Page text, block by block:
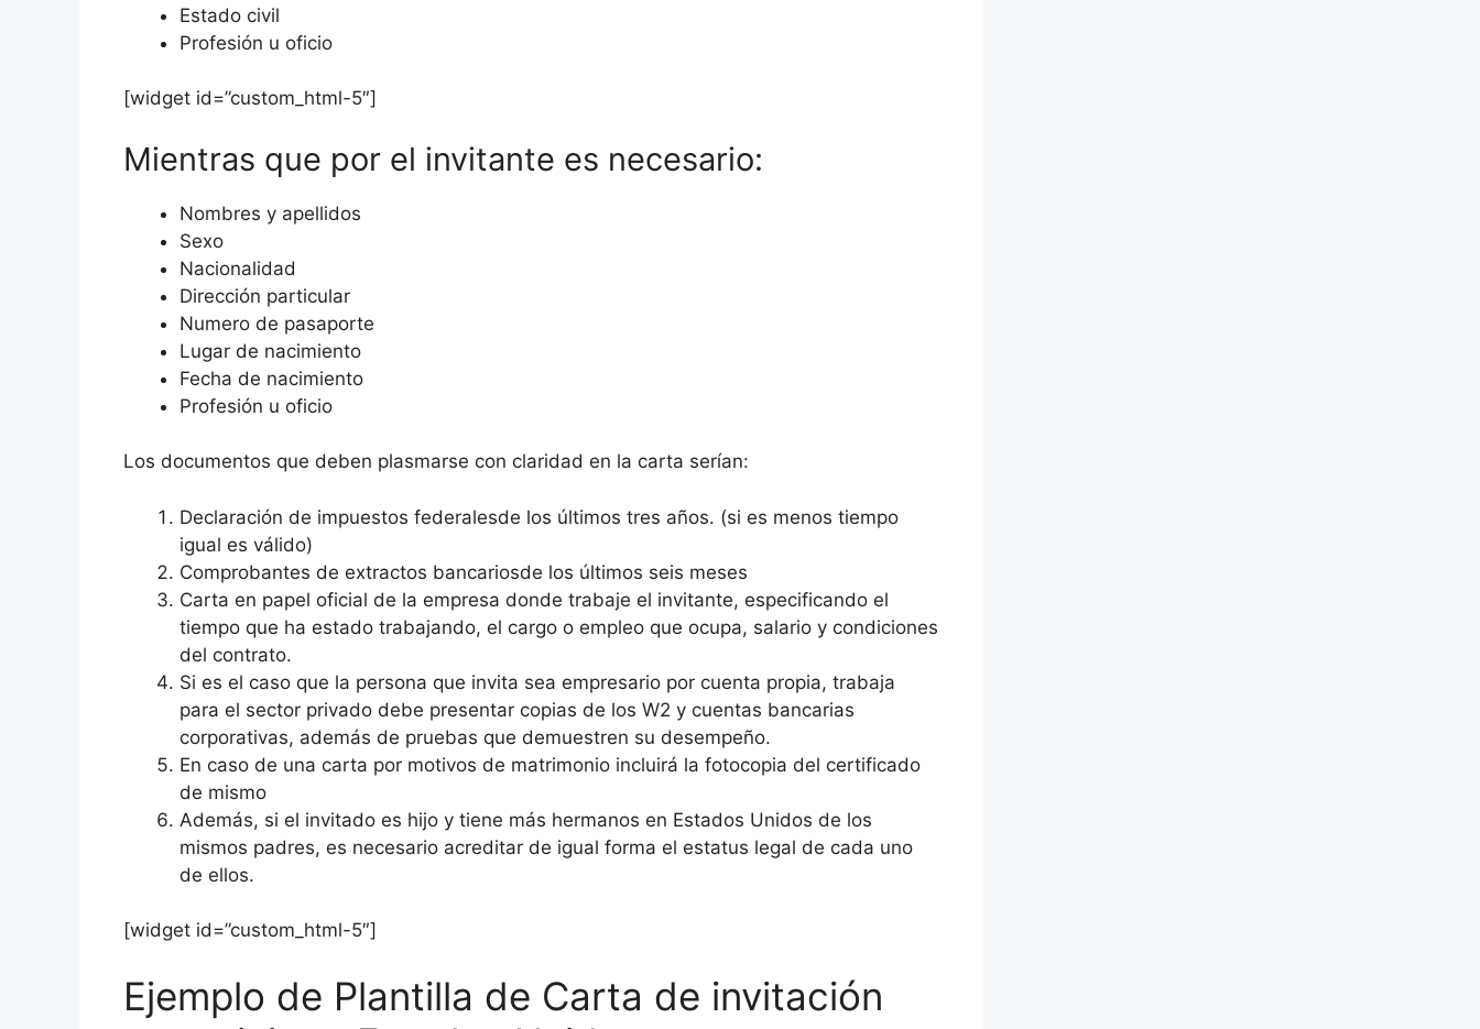
Estado civil
Profesión u oficio
[widget id=”custom_html-5″]
Mientras que por el invitante es necesario:
Nombres y apellidos
Sexo
Nacionalidad
Dirección particular
Numero de pasaporte
Lugar de nacimiento
Fecha de nacimiento
Profesión u oficio
Los documentos que deben plasmarse con claridad en la carta serían:
Declaración de impuestos federalesde los últimos tres años. (si es menos tiempo
igual es válido)
Comprobantes de extractos bancariosde los últimos seis meses
Carta en papel oficial de la empresa donde trabaje el invitante, especificando el
tiempo que ha estado trabajando, el cargo o empleo que ocupa, salario y condiciones
del contrato.
Si es el caso que la persona que invita sea empresario por cuenta propia, trabaja
para el sector privado debe presentar copias de los W2 y cuentas bancarias
corporativas, además de pruebas que demuestren su desempeño.
En caso de una carta por motivos de matrimonio incluirá la fotocopia del certificado
de mismo
Además, si el invitado es hijo y tiene más hermanos en Estados Unidos de los
mismos padres, es necesario acreditar de igual forma el estatus legal de cada uno
de ellos.
[widget id=”custom_html-5″]
Ejemplo de Plantilla de Carta de invitación